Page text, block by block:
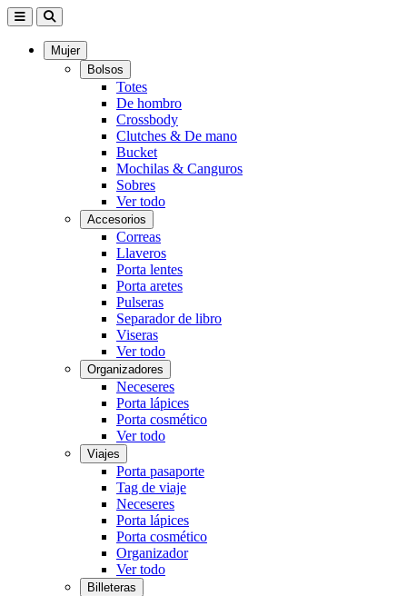
Mujer
Bolsos
Totes
De hombro
Crossbody
Clutches & De mano
Bucket
Mochilas & Canguros
Sobres
Ver todo
Accesorios
Correas
Llaveros
Porta lentes
Porta aretes
Pulseras
Separador de libro
Viseras
Ver todo
Organizadores
Neceseres
Porta lápices
Porta cosmético
Ver todo
Viajes
Porta pasaporte
Tag de viaje
Neceseres
Porta lápices
Porta cosmético
Organizador
Ver todo
Billeteras